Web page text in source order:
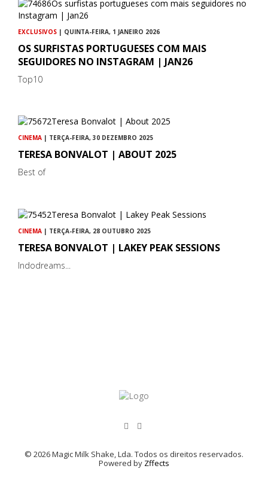
EXCLUSIVOS | QUINTA-FEIRA, 1 JANEIRO 2026
OS SURFISTAS PORTUGUESES COM MAIS
SEGUIDORES NO INSTAGRAM | JAN26
Top10
CINEMA | TERÇA-FEIRA, 30 DEZEMBRO 2025
TERESA BONVALOT | ABOUT 2025
Best of
CINEMA | TERÇA-FEIRA, 28 OUTUBRO 2025
TERESA BONVALOT | LAKEY PEAK SESSIONS
Indodreams...
© 2026 Magic Milk Shake, Lda. Todos os direitos reservados.
Powered by Zffects